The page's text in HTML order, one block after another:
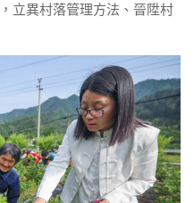
立異村落管理方法、晉陞村